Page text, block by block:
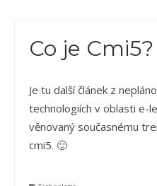
Co je Cmi5?
Je tu další článek z
technologiích v oblasti e-
věnovaný současnému
cmi5. 🙂